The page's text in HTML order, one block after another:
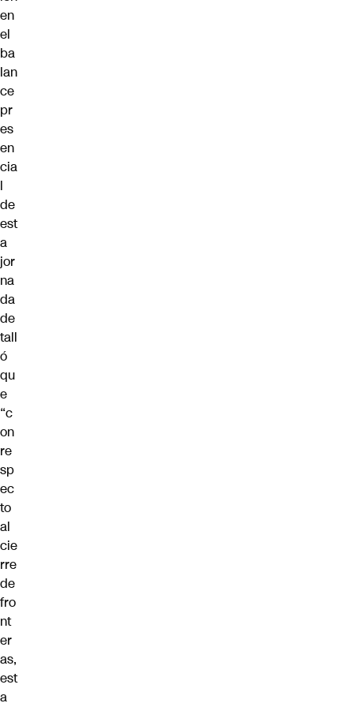
en
el
ba
lan
ce
pr
es
en
cia
l
de
est
a
jor
na
da
de
tall
ó
qu
e
“c
on
re
sp
ec
to
al
cie
rre
de
fro
nt
er
as,
est
a